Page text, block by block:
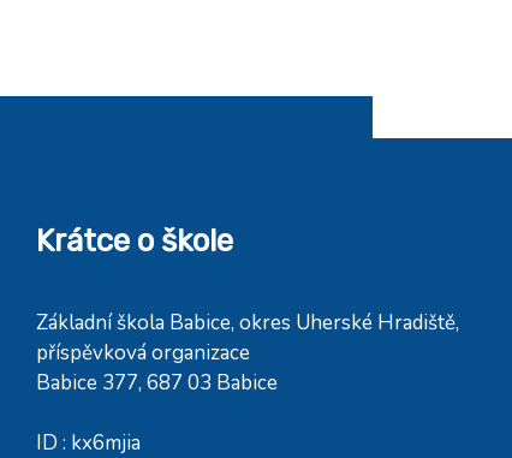
Krátce o škole
Základní škola Babice, okres Uherské Hradiště,
příspěvková organizace
Babice 377, 687 03 Babice
ID : kx6mjia